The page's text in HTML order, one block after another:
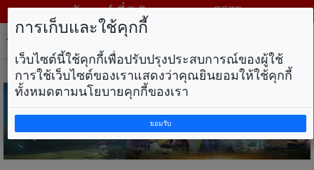
วันเสาร์ ที่ 8 สิงหาคม พ.ศ. 2569
การเก็บและใช้คุกกี้
เว็บไซต์นี้ใช้คุกกี้เพื่อปรับปรุงประสบการณ์ของผู้ใช้
การใช้เว็บไซต์ของเราแสดงว่าคุณยินยอมให้ใช้คุกกี้
ทั้งหมดตามนโยบายคุกกี้ของเรา
ยอมรับ